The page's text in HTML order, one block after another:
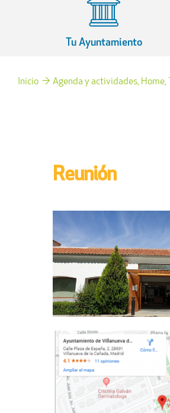
Tu Ayuntamiento
Inicio Agenda y actividades Home
Reunión